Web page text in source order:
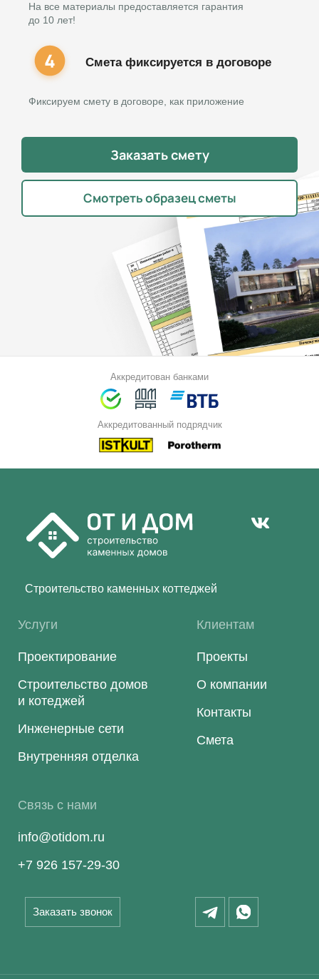
На все материалы предоставляется гарантия
до 10 лет!
Смета фиксируется в договоре
Фиксируем смету в договоре, как приложение
Заказать смету
Смотреть образец сметы
Аккредитован банками
Аккредитованный подрядчик
Строительство каменных коттеджей
Услуги
Проектирование
Строительство домов
и котеджей
Инженерные сети
Внутренняя отделка
Клиентам
Проекты
О компании
Контакты
Смета
Связь с нами
info@otidom.ru
+7 926 157-29-30
Заказать звонок